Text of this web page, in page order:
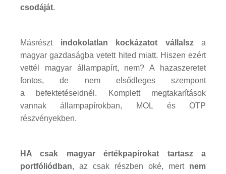
csodáját.
Másrészt indokolatlan kockázatot vállalsza
magyar gazdaságba vetett hited miatt. Hiszen ezért
vettél magyar állampapírt, nem? A hazaszeretet
fontos, de nem elsődleges szempont
a befektetéseidnél. Komplett megtakarítások
vannak állampapírokban, MOL és OTP
részvényekben.
HA csak magyar értékpapírokat tartasz a
portfóliódban, az csak részben oké, mert nem